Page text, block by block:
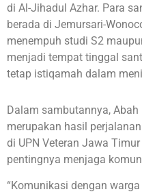
di Al-Jihadul Azhar. Para
berada di Jemursari-
menempuh studi S2
menjadi tempat tinggal
tetap istiqamah dalam
Dalam sambutannya,
merupakan hasil
di UPN Veteran Jawa
pentingnya menjaga
“Komunikasi dengan